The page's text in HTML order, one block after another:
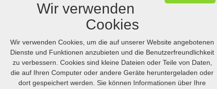
Wichtiger Hinweis: Arzneimittel im Internet kaufen ersetzt
nicht die ärztliche Untersuchung.
Ihr Warenkorb FAQ Desktop version
Wir verwenden
Cookies
Wir verwenden Cookies, um die auf unserer Website angebotenen
Dienste und Funktionen anzubieten und die Benutzerfreundlichkeit
zu verbessern. Cookies sind kleine Dateien oder Teile von Daten,
die auf Ihren Computer oder andere Geräte heruntergeladen oder
dort gespeichert werden. Sie können Informationen über Ihre